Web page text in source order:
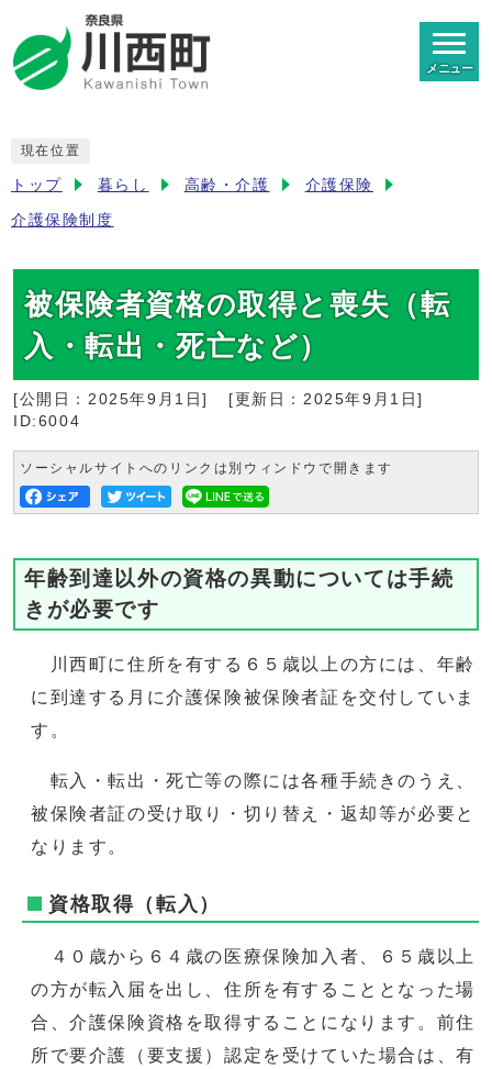
メニュー
現在位置
トップ 暮らし 高齢・介護 介護保険
介護保険制度
被保険者資格の取得と喪失（転
入・転出・死亡など）
[公開日： 2025年9月1日] [更新日： 2025年9月1日]
ID:6004
ソーシャルサイトへのリンクは別ウィンドウで開きます
年齢到達以外の資格の異動については手続
きが必要です
川西町に住所を有する６５歳以上の方には、年齢
に到達する月に介護保険被保険者証を交付していま
す。
転入・転出・死亡等の際には各種手続きのうえ、
被保険者証の受け取り・切り替え・返却等が必要と
なります。
資格取得（転入）
４０歳から６４歳の医療保険加入者、６５歳以上
の方が転入届を出し、住所を有することとなった場
合、介護保険資格を取得することになります。前住
所で要介護（要支援）認定を受けていた場合は、有